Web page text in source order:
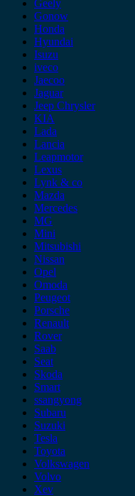
Geely
Gonow
Honda
Hyundai
Isuzu
iveco
Jaecoo
Jaguar
Jeep Chrysler
KIA
Lada
Lancia
Leapmotor
Lexus
Lynk & co
Mazda
Mercedes
MG
Mini
Mitsubishi
Nissan
Opel
Omoda
Peugeot
Porsche
Renault
Rover
Saab
Seat
Skoda
Smart
ssangyong
Subaru
Suzuki
Tesla
Toyota
Volkswagen
Volvo
Xev